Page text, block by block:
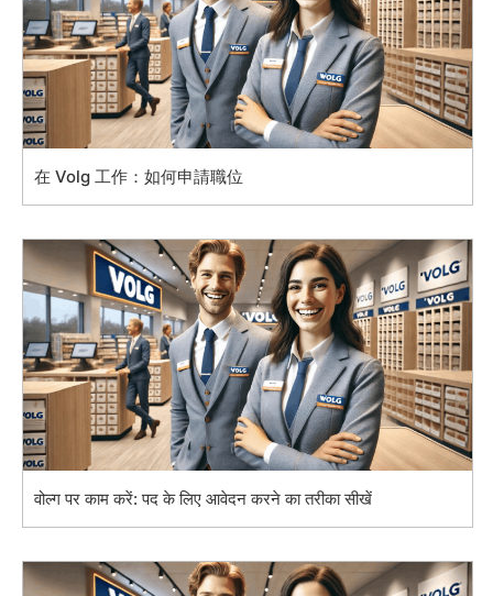
在 Volg 工作：如何申請職位
वोल्ग पर काम करें: पद के लिए आवेदन करने का तरीका सीखें